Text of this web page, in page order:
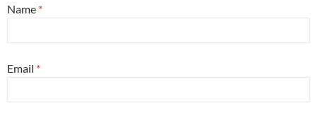
Name *
Email *